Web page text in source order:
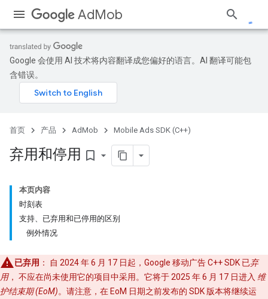
AdMob
Google 会使用 AI 技术将内容翻译成您偏好的语言。AI 翻译可能包
含错误。
首页 产品 AdMob Mobile Ads SDK (C++)
弃用和停用 bookmark_border
本页内容
时刻表
支持、已弃用和已停用的区别
例外情况
已弃用 ： 自 2024 年 6 月 17 日起，Google 移动广告 C++ SDK 已弃
用， 不应在尚未使用它的项目中采用。它将于 2025 年 6 月 17 日进入 维
护结束期 (EoM)。请注意，在 EoM 日期之前发布的 SDK 版本将继续运